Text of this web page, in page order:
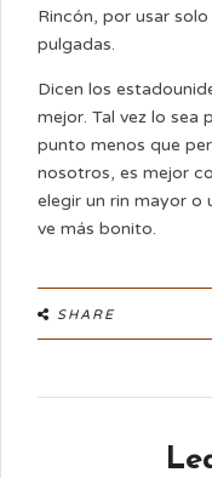
Rincón, por usar
pulgadas.
Dicen los
mejor. Tal vez lo sea
punto menos que
nosotros, es mejor
elegir un rin mayor o
ve más bonito.
SHARE